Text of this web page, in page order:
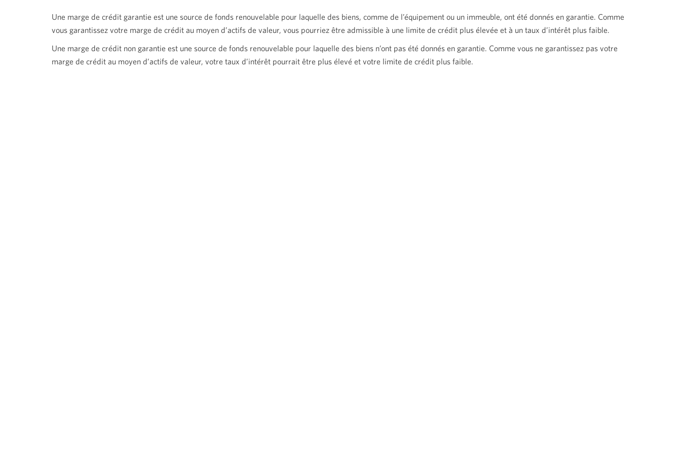
Une marge de crédit garantie est une source de fonds renouvelable pour laquelle des biens, comme de l’équipement ou un immeuble, ont été donnés en garantie. Comme
vous garantissez votre marge de crédit au moyen d’actifs de valeur, vous pourriez être admissible à une limite de crédit plus élevée et à un taux d’intérêt plus faible.
Une marge de crédit non garantie est une source de fonds renouvelable pour laquelle des biens n’ont pas été donnés en garantie. Comme vous ne garantissez pas votre
marge de crédit au moyen d’actifs de valeur, votre taux d’intérêt pourrait être plus élevé et votre limite de crédit plus faible.